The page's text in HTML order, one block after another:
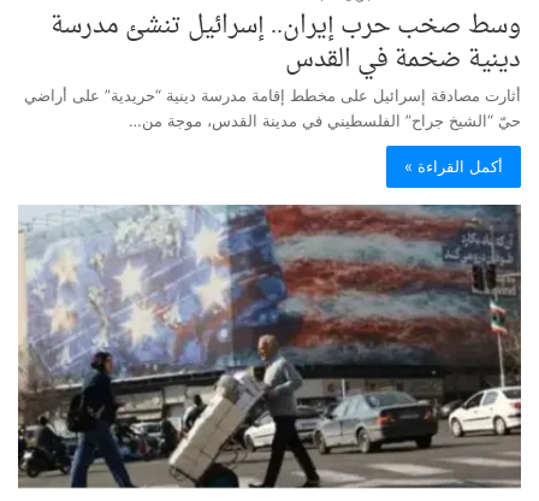
وسط صخب حرب إيران.. إسرائيل تنشئ مدرسة
دينية ضخمة في القدس
أثارت مصادقة إسرائيل على مخطط إقامة مدرسة دينية “حريدية” على أراضي
حيّ “الشيخ جراح” الفلسطيني في مدينة القدس، موجة من…
أكمل القراءة »